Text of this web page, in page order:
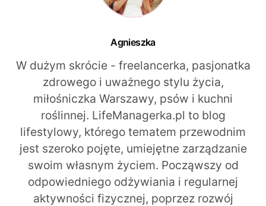
Agnieszka
W dużym skrócie - freelancerka, pasjonatka
zdrowego i uważnego stylu życia,
miłośniczka Warszawy, psów i kuchni
roślinnej. LifeManagerka.pl to blog
lifestylowy, którego tematem przewodnim
jest szeroko pojęte, umiejętne zarządzanie
swoim własnym życiem. Począwszy od
odpowiedniego odżywiania i regularnej
aktywności fizycznej, poprzez rozwój